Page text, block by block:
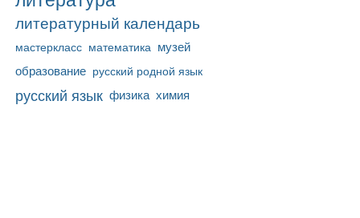
литературный календарь
мастеркласс математика музей
образование русский родной язык
русский язык физика химия